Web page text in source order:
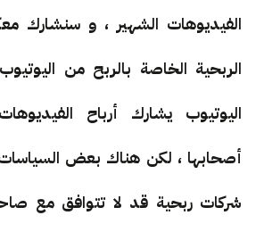
الفيديوهات الشهير ، و سنشارك
الربحية الخاصة بالربح من
اليوتيوب يشارك أرباح
أصحابها ، لكن هناك بعض
شركات ربحية قد لا تتوافق مع